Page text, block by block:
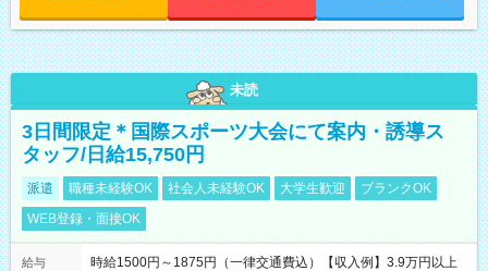
未読
3日間限定＊国際スポーツ大会にて案内・誘導ス
タッフ/日給15,750円
派遣 職種未経験OK 社会人未経験OK 大学生歓迎
ブランクOK
WEB登録・面接OK
給与 時給1500円～1875円（一律交通費込）【収入例】3.9万円以上